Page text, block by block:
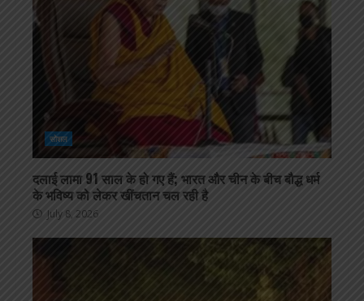
सोशल
दलाई लामा 91 साल के हो गए हैं; भारत और चीन के बीच बौद्ध धर्म
के भविष्य को लेकर खींचतान चल रही है
July 8, 2026